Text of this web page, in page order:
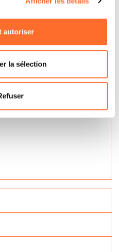
autoriser
la sélection